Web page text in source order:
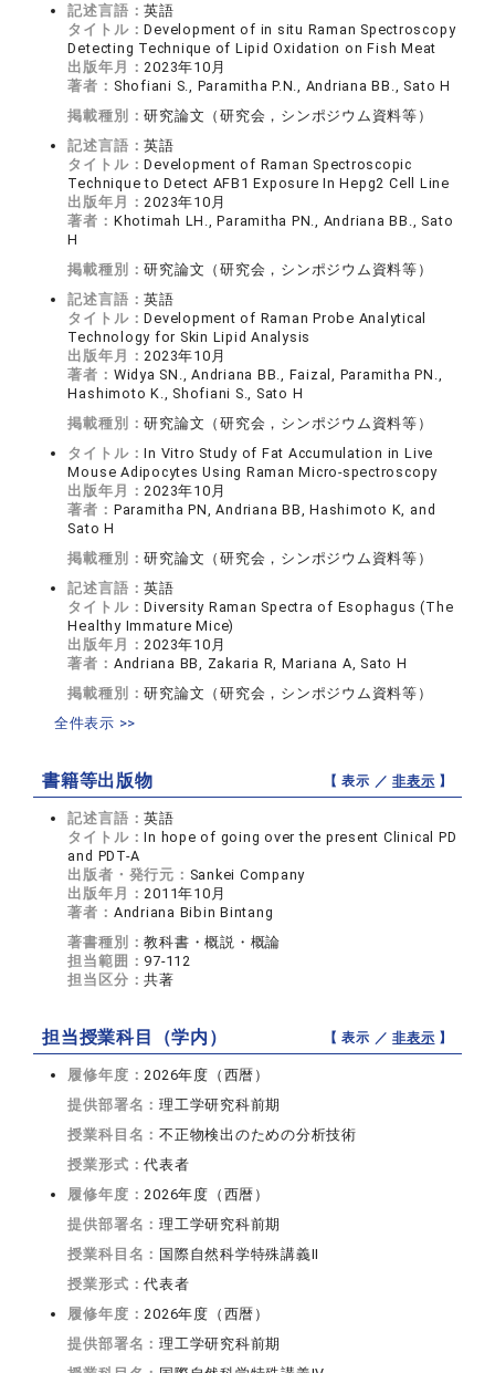
記述言語：英語
タイトル：Development of in situ Raman Spectroscopy
Detecting Technique of Lipid Oxidation on Fish Meat
出版年月： 2023年10月
著者： Shofiani S., Paramitha P.N., Andriana BB., Sato H
掲載種別：研究論文（研究会，シンポジウム資料等）
記述言語：英語
タイトル：Development of Raman Spectroscopic
Technique to Detect AFB1 Exposure In Hepg2 Cell Line
出版年月： 2023年10月
著者： Khotimah LH., Paramitha PN., Andriana BB., Sato
H
掲載種別：研究論文（研究会，シンポジウム資料等）
記述言語：英語
タイトル：Development of Raman Probe Analytical
Technology for Skin Lipid Analysis
出版年月： 2023年10月
著者： Widya SN., Andriana BB., Faizal, Paramitha PN.,
Hashimoto K., Shofiani S., Sato H
掲載種別：研究論文（研究会，シンポジウム資料等）
タイトル：In Vitro Study of Fat Accumulation in Live
Mouse Adipocytes Using Raman Micro-spectroscopy
出版年月： 2023年10月
著者： Paramitha PN, Andriana BB, Hashimoto K, and
Sato H
掲載種別：研究論文（研究会，シンポジウム資料等）
記述言語：英語
タイトル：Diversity Raman Spectra of Esophagus (The
Healthy Immature Mice)
出版年月： 2023年10月
著者： Andriana BB, Zakaria R, Mariana A, Sato H
掲載種別：研究論文（研究会，シンポジウム資料等）
全件表示 >>
書籍等出版物 【 表示 ／非表示 】
記述言語：英語
タイトル：In hope of going over the present Clinical PD
and PDT-A
出版者・発行元： Sankei Company
出版年月： 2011年10月
著者： Andriana Bibin Bintang
著書種別：教科書・概説・概論
担当範囲： 97-112
担当区分：共著
担当授業科目（学内） 【 表示 ／非表示 】
履修年度： 2026年度（西暦）
提供部署名：理工学研究科前期
授業科目名：不正物検出のための分析技術
授業形式：代表者
履修年度： 2026年度（西暦）
提供部署名：理工学研究科前期
授業科目名： 国際自然科学特殊講義II
授業形式：代表者
履修年度： 2026年度（西暦）
提供部署名：理工学研究科前期